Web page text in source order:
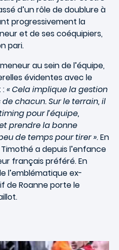
d’un rôle de doublure à
progressivement la
et de ses coéquipiers,
pari.
au sein de l’équipe,
évidentes avec le
:« Cela implique la gestion
chacun. Sur le terrain, il
pour l’équipe,
prendre la bonne
de temps pour tirer ». En
a depuis l’enfance
français préféré. En
l’emblématique ex-
de Roanne porte le